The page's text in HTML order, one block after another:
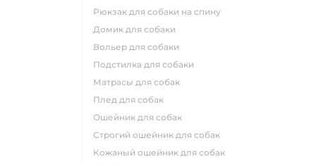
рюкзак для собаки на спину
домик для собаки
вольер для собаки
подстилка для собаки
матрасы для собак
плед для собак
ошейник для собак
строгий ошейник для собак
кожаный ошейник для собак